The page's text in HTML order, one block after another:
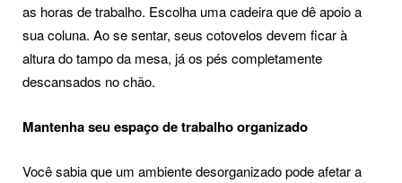
as horas de trabalho. Escolha uma cadeira que dê apoio a
sua coluna. Ao se sentar, seus cotovelos devem ficar à
altura do tampo da mesa, já os pés completamente
descansados no chão.
Mantenha seu espaço de trabalho organizado
Você sabia que um ambiente desorganizado pode afetar a